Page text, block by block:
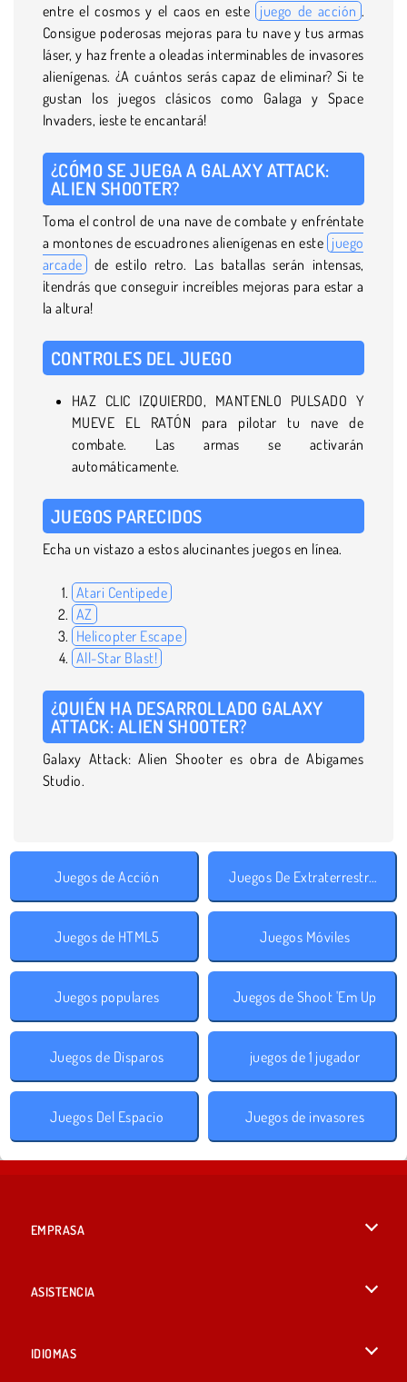
entre el cosmos y el caos en este juego de acción .
Consigue poderosas mejoras para tu nave y tus armas
láser, y haz frente a oleadas interminables de invasores
alienígenas. ¿A cuántos serás capaz de eliminar? Si te
gustan los juegos clásicos como Galaga y Space
Invaders, ¡este te encantará!
¿CÓMO SE JUEGA A GALAXY ATTACK:
ALIEN SHOOTER?
Toma el control de una nave de combate y enfréntate
a montones de escuadrones alienígenas en este juego
arcade de estilo retro. Las batallas serán intensas,
¡tendrás que conseguir increíbles mejoras para estar a
la altura!
CONTROLES DEL JUEGO
HAZ CLIC IZQUIERDO, MANTENLO PULSADO Y
MUEVE EL RATÓN para pilotar tu nave de
combate. Las armas se activarán
automáticamente.
JUEGOS PARECIDOS
Echa un vistazo a estos alucinantes juegos en línea.
Atari Centipede
AZ
Helicopter Escape
All-Star Blast!
¿QUIÉN HA DESARROLLADO GALAXY
ATTACK: ALIEN SHOOTER?
Galaxy Attack: Alien Shooter es obra de Abigames
Studio.
Juegos de Acción Juegos De Extraterrestres
Juegos de HTML5 Juegos Móviles
Juegos populares Juegos de Shoot 'Em Up
Juegos de Disparos juegos de 1 jugador
Juegos Del Espacio Juegos de invasores
EMPRASA
ASISTENCIA
IDIOMAS